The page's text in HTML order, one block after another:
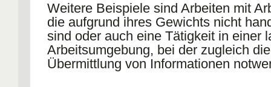
Weitere Beispiele sind Arbeiten mit
die aufgrund ihres Gewichts nicht
sind oder auch eine Tätigkeit in einer
Arbeitsumgebung, bei der zugleich
Übermittlung von Informationen